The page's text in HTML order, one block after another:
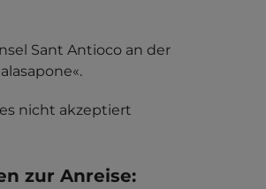
Sant Antioco an der
nicht akzeptiert
zur Anreise: